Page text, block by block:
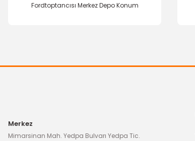
Fordtoptancısı Merkez Depo Konum
Merkez
Mimarsinan Mah. Yedpa Bulvarı Yedpa Tic.